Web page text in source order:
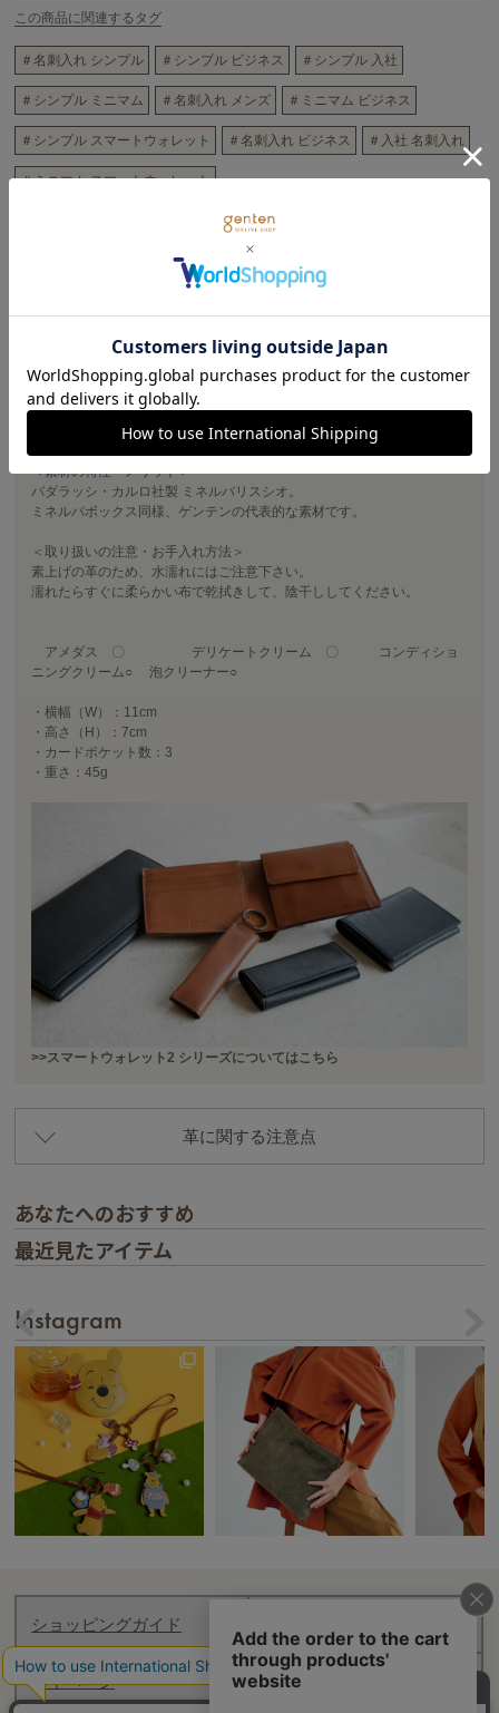
この商品に関連するタグ
＃名刺入れ シンプル ＃シンプル ビジネス ＃シンプル 入社
＃シンプル ミニマム ＃名刺入れ メンズ ＃ミニマム ビジネス
＃シンプル スマートウォレット ＃名刺入れ ビジネス ＃入社 名刺入れ
＃ミニマム スマートウォレット
商品詳細
使い勝手、仕様ともにシンプルかつミニマムに徹し、軽さを追求。ジャ
ケットの胸ポケット、パンツのバックポケットに収めてもがさばらない
のも魅力のひとつ。
ビジネスシーンでも信頼感を演出します。性別、年齢を問わずお使いい
＜素材の特性・メリット＞
バダラッシ・カルロ社製 ミネルバリスシオ。
ミネルバボックス同様、ゲンテンの代表的な素材です。
＜取り扱いの注意・お手入れ方法＞
素上げの革のため、水濡れにはご注意下さい。
濡れたらすぐに柔らかい布で乾拭きして、陰干ししてください。
アメダス 〇 デリケートクリーム 〇 コンディショ
ニングクリーム○ 泡クリーナー○
・横幅（W）：11cm
・高さ（H）：7cm
・カードポケット数：3
・重さ：45g
>>スマートウォレット2 シリーズについてはこちら
革に関する注意点
あなたへのおすすめ
最近見たアイテム
Instagram
ショッピングガイド
マイページ ログアウト